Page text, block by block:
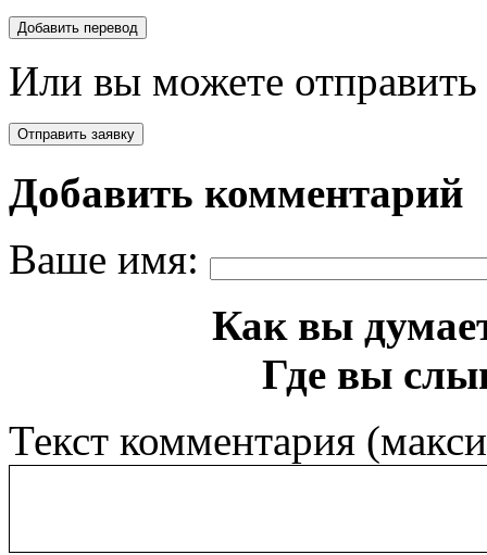
Или вы можете отправить
Добавить комментарий
Ваше имя:
Как вы
Где вы
Текст комментария